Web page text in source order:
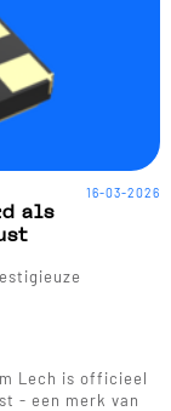
als
Lech is officieel
- een merk van
16-03-2026